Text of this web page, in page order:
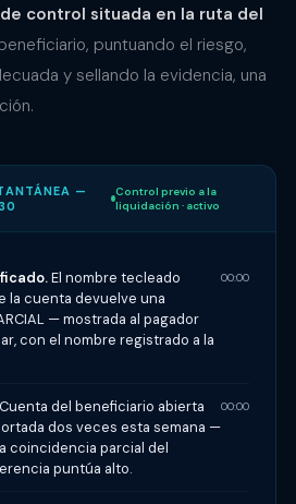
control situada en la ruta del
puntuando el riesgo,
y sellando la evidencia, una
—
Control previo a la
liquidación · activo
El nombre tecleado
la cuenta devuelve una
— mostrada al pagador
con el nombre registrado a la
00:00
Cuenta del beneficiario abierta
dos veces esta semana —
coincidencia parcial del
puntúa alto.
00:00